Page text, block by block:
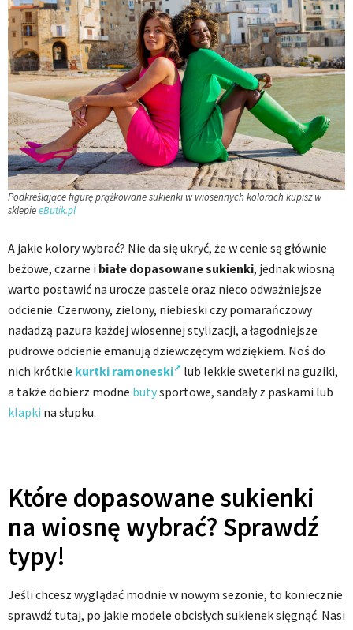
Podkreślające figurę prążkowane sukienki w wiosennych kolorach kupisz w
sklepieeButik.pl
A jakie kolory wybrać? Nie da się ukryć, że w cenie są głównie
beżowe, czarne i białe dopasowane sukienki, jednak wiosną
warto postawić na urocze pastele oraz nieco odważniejsze
odcienie. Czerwony, zielony, niebieski czy pomarańczowy
nadadzą pazura każdej wiosennej stylizacji, a łagodniejsze
pudrowe odcienie emanują dziewczęcym wdziękiem. Noś do
nich krótkie kurtki ramoneski
lub lekkie sweterki na guziki,
a także dobierz modne butysportowe, sandały z paskami lub
klapki na słupku.
Które dopasowane sukienki
na wiosnę wybrać? Sprawdź
typy!
Jeśli chcesz wyglądać modnie w nowym sezonie, to koniecznie
sprawdź tutaj, po jakie modele obcisłych sukienek sięgnąć. Nasi